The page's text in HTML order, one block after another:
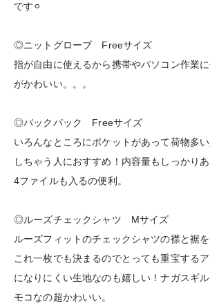
です⚪︎
◎ニットグローブ Freeサイズ
指が自由に使えるから携帯やパソコン作業
がかわいい。。。
◎バックパック Freeサイズ
いろんなところにポケットがあって荷物多
しちゃう人におすすめ！内容量もしっかり
4ファイルも入るの便利。
◎ルーズチェックシャツ Mサイズ
ルーズフィットのチェックシャツの襟と裾
これ一枚でも決まるのでとっても重宝する
になりにくい生地なのも嬉しい！ナガスギ
モコなの超かわいい。